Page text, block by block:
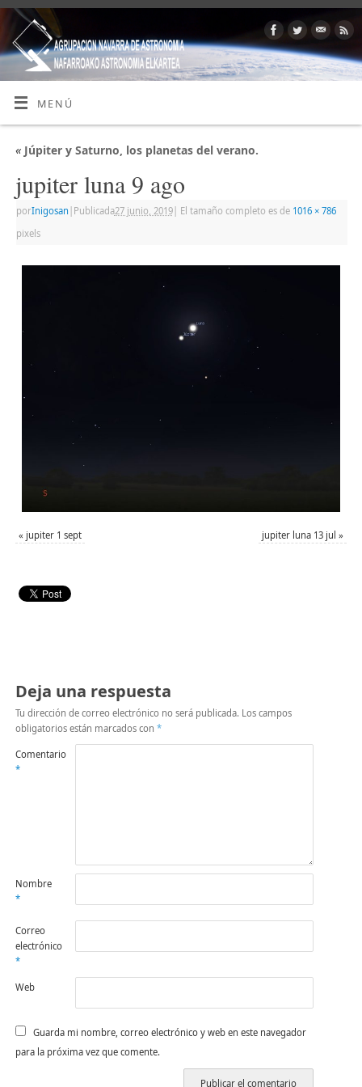
MENÚ
«Júpiter y Saturno, los planetas del verano.
jupiter luna 9 ago
porInigosan Publicada27 junio, 2019| El tamaño completo es de 1016 × 786
pixels
« jupiter 1 sept jupiter luna 13 jul »
Deja una respuesta
Tu dirección de correo electrónico no será publicada. Los campos
obligatorios están marcados con *
Comentario
*
Nombre
*
Correo
electrónico
*
Web
Guarda mi nombre, correo electrónico y web en este navegador
para la próxima vez que comente.